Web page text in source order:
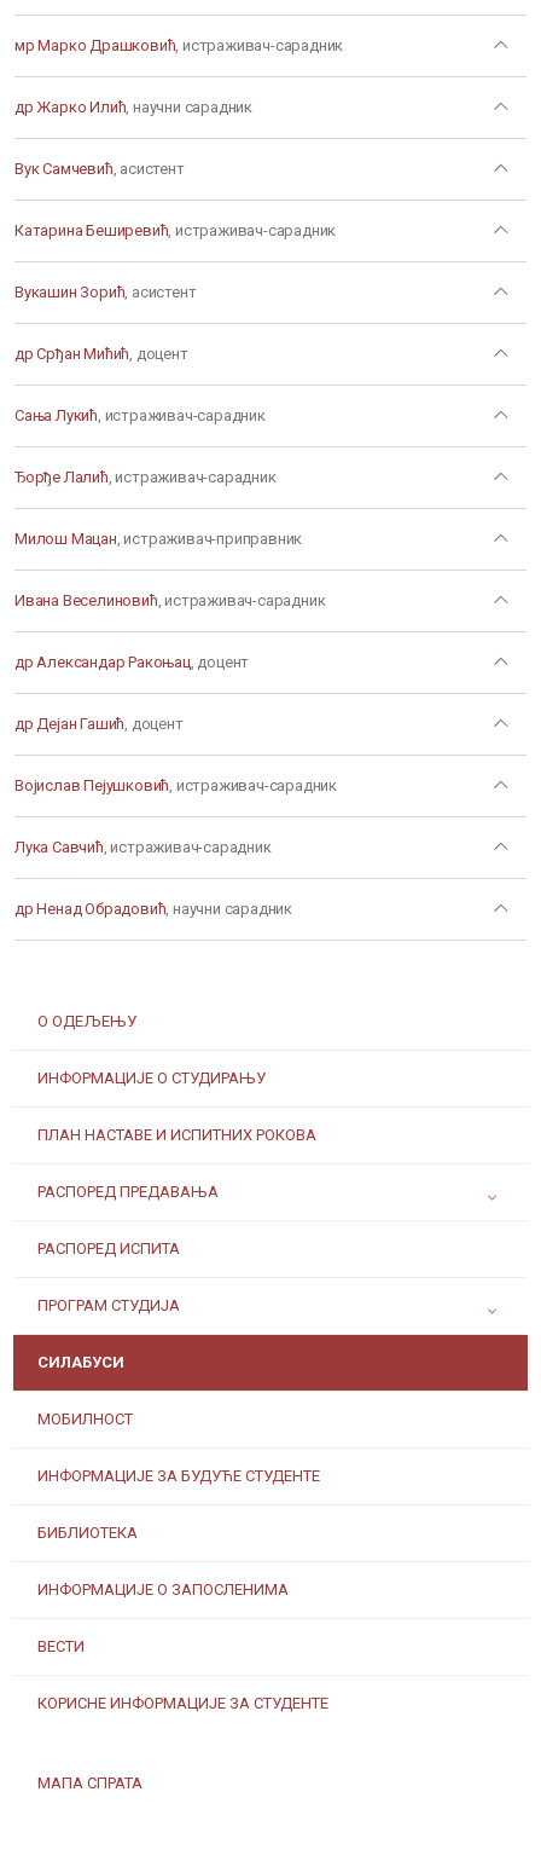
О ОДЕЉЕЊУ
ИНФОРМАЦИЈЕ О СТУДИРАЊУ
ПЛАН НАСТАВЕ И ИСПИТНИХ РОКОВА
РАСПОРЕД ПРЕДАВАЊА
РАСПОРЕД ИСПИТА
ПРОГРАМ СТУДИЈА
СИЛАБУСИ
МОБИЛНОСТ
ИНФОРМАЦИЈЕ ЗА БУДУЋЕ СТУДЕНТЕ
БИБЛИОТЕКА
ИНФОРМАЦИЈЕ О ЗАПОСЛЕНИМА
ВЕСТИ
КОРИСНЕ ИНФОРМАЦИЈЕ ЗА СТУДЕНТЕ
МАПА СПРАТА
мр Марко Драшковић, истраживач-сарадник
др Жарко Илић, научни сарадник
Вук Самчевић, асистент
Катарина Беширевић, истраживач-сарадник
Вукашин Зорић, асистент
др Срђан Мићић, доцент
Сања Лукић, истраживач-сарадник
Ђорђе Лалић, истраживач-сарадник
Милош Мацан, истраживач-приправник
Ивана Веселиновић, истраживач-сарадник
др Александар Ракоњац, доцент
др Дејан Гашић, доцент
Војислав Пејушковић, истраживач-сарадник
Лука Савчић, истраживач-сарадник
др Ненад Обрадовић, научни сарадник